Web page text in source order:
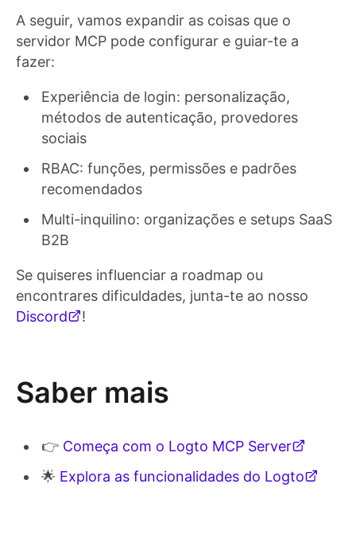
A seguir, vamos expandir as coisas que o
servidor MCP pode configurar e guiar-te a
fazer:
Experiência de login: personalização,
métodos de autenticação, provedores
sociais
RBAC: funções, permissões e padrões
recomendados
Multi-inquilino: organizações e setups SaaS
B2B
Se quiseres influenciar a roadmap ou
encontrares dificuldades, junta-te ao nosso
Discord
!
Saber mais
👉 Começa com o Logto MCP Server
🌟 Explora as funcionalidades do Logto